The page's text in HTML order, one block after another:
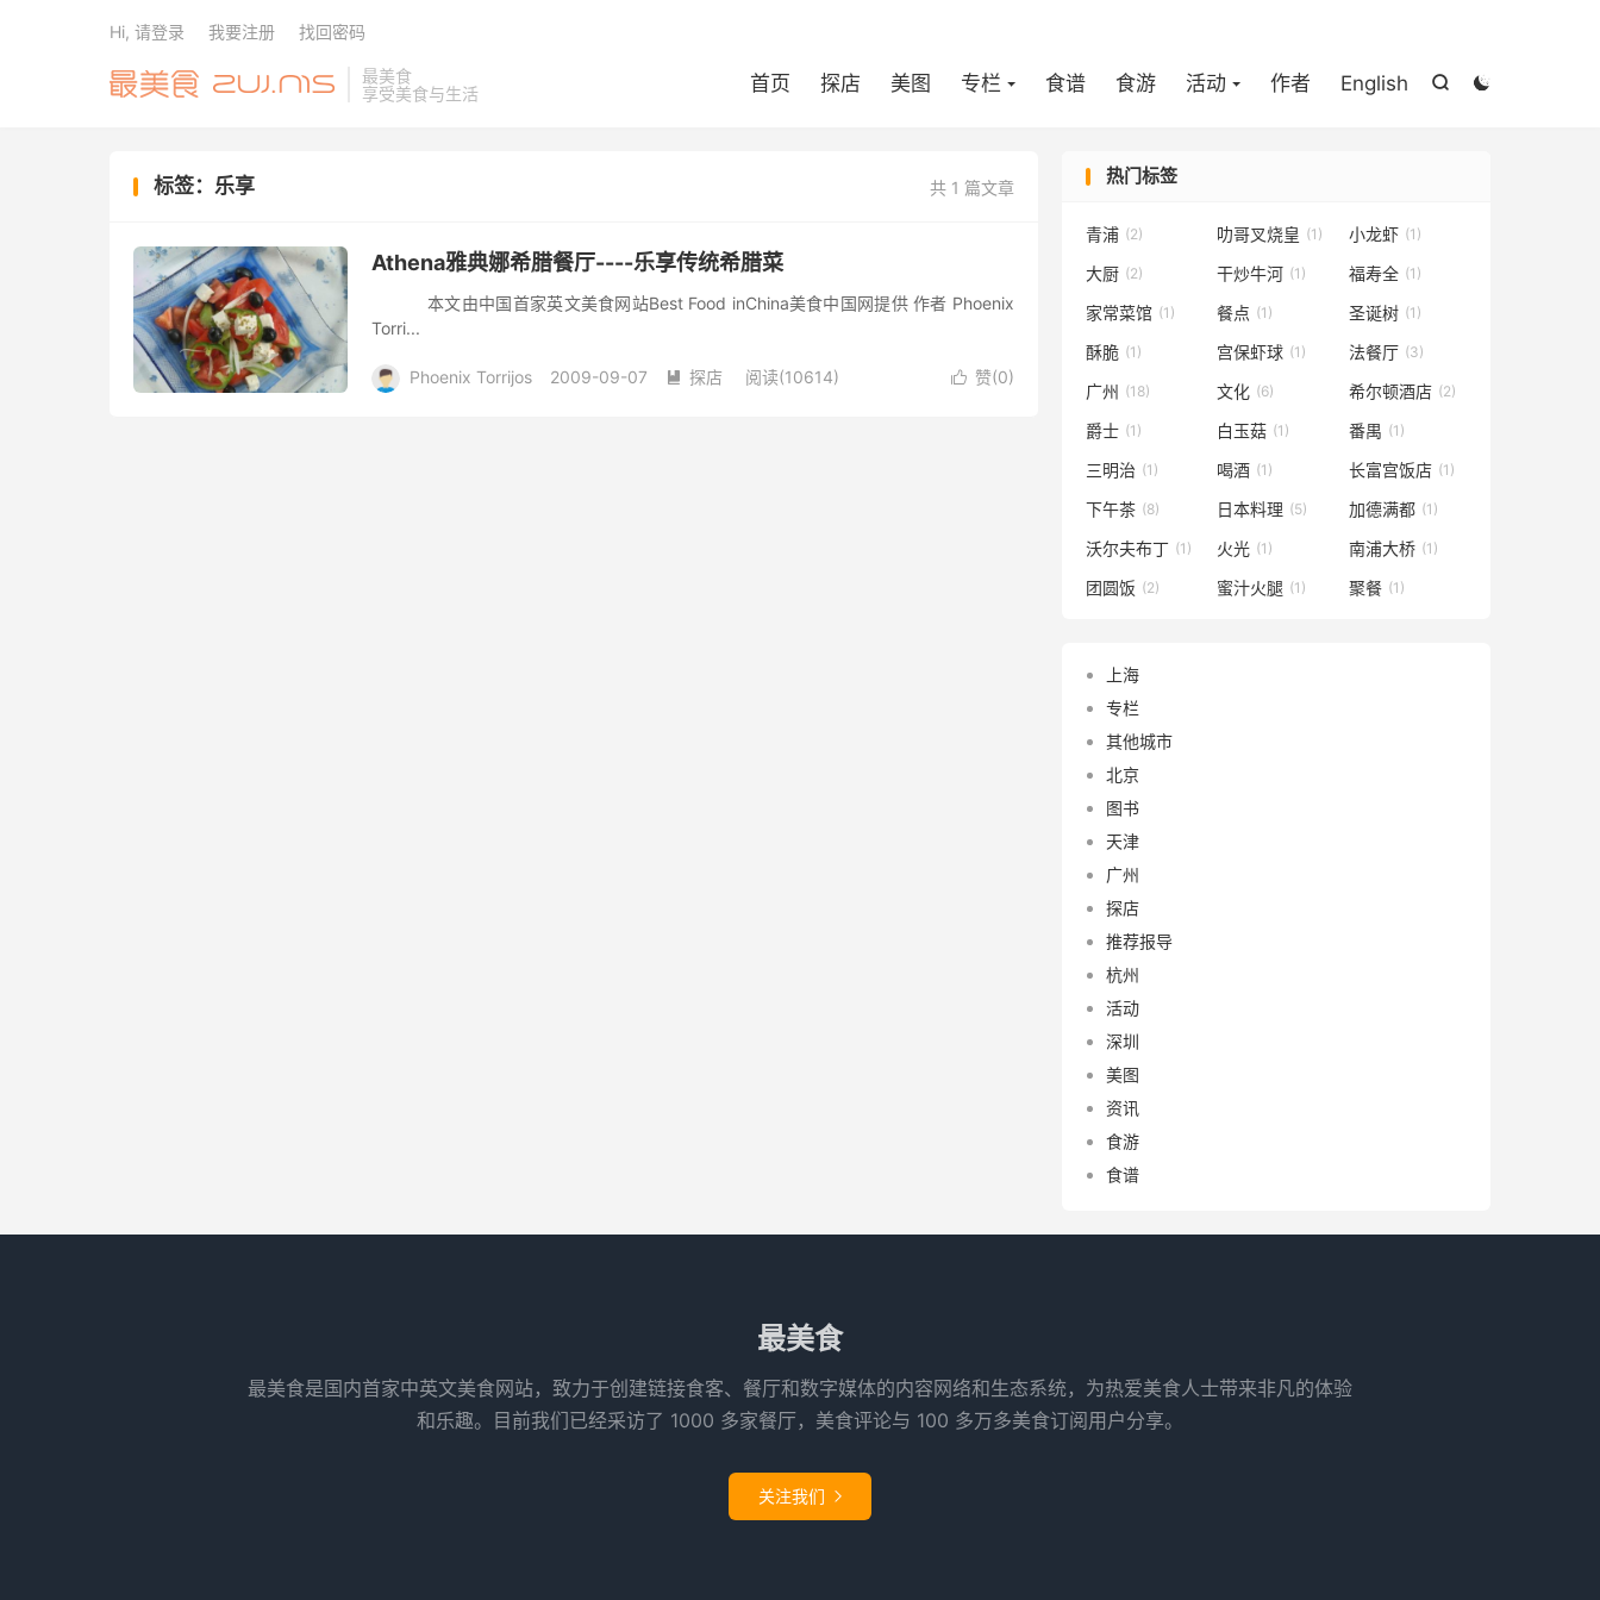
最美食
享受美食与生活


首页 探店 美图 专栏 食谱 食游 活动 作者 English
Hi, 请登录 我要注册 找回密码
共 1 篇文章
标签：乐享
Athena雅典娜希腊餐厅----乐享传统希腊菜
本文由中国首家英文美食网站Best Food inChina美食中国网提供 作者 Phoenix
Torri...
 赞(0)
Phoenix Torrijos 2009-09-07  探店 阅读(10614)
热门标签
青浦 (2) 叻哥叉烧皇 (1) 小龙虾 (1)
大厨 (2) 干炒牛河 (1) 福寿全 (1)
家常菜馆 (1) 餐点 (1) 圣诞树 (1)
酥脆 (1) 宫保虾球 (1) 法餐厅 (3)
广州 (18) 文化 (6) 希尔顿酒店 (2)
爵士 (1) 白玉菇 (1) 番禺 (1)
三明治 (1) 喝酒 (1) 长富宫饭店 (1)
下午茶 (8) 日本料理 (5) 加德满都 (1)
沃尔夫布丁 (1) 火光 (1) 南浦大桥 (1)
团圆饭 (2) 蜜汁火腿 (1) 聚餐 (1)
上海
专栏
其他城市
北京
图书
天津
广州
探店
推荐报导
杭州
活动
深圳
美图
资讯
食游
食谱
最美食
最美食是国内首家中英文美食网站，致力于创建链接食客、餐厅和数字媒体的内容网络和生态系统，为热爱美食人士带来非凡的体验
和乐趣。目前我们已经采访了 1000 多家餐厅，美食评论与 100 多万多美食订阅用户分享。
关注我们 